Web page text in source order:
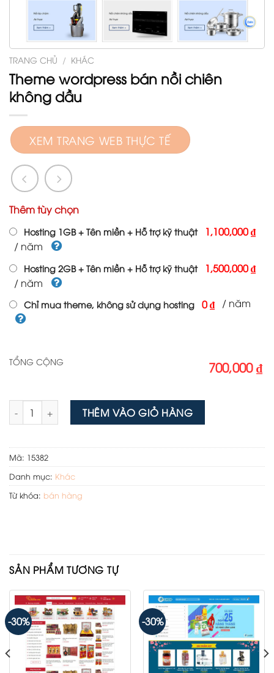
TRANG CHỦ / KHÁC
Theme wordpress bán nồi chiên
không dầu
XEM TRANG WEB THỰC TẾ
Thêm tùy chọn
Hosting 1GB + Tên miền + Hỗ trợ kỹ thuật
1,100,000 ₫
/ năm
Hosting 2GB + Tên miền + Hỗ trợ kỹ thuật
1,500,000 ₫
/ năm
Chỉ mua theme, không sử dụng hosting 0 ₫ / năm
TỔNG CỘNG 700,000 ₫
Theme wordpress bán nồi chiên không dầu số lượng
THÊM VÀO GIỎ HÀNG
Mã: 15382
Danh mục: Khác
Từ khóa: bán hàng
SẢN PHẨM TƯƠNG TỰ
-30% -30%